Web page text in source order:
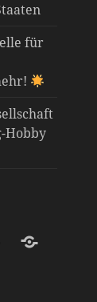
für
Hobby
Carrabelloy